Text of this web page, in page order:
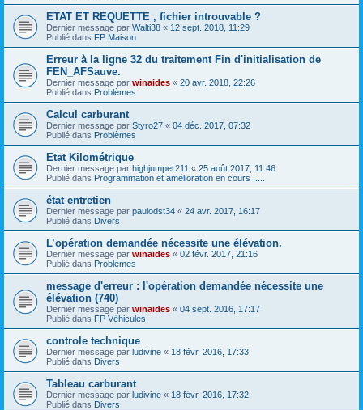
ETAT ET REQUETTE , fichier introuvable ?
Dernier message par Walti38 « 12 sept. 2018, 11:29
Publié dans FP Maison
Erreur à la ligne 32 du traitement Fin d'initialisation de
FEN_AFSauve.
Dernier message par winaides « 20 avr. 2018, 22:26
Publié dans Problèmes
Calcul carburant
Dernier message par Styro27 « 04 déc. 2017, 07:32
Publié dans Problèmes
Etat Kilométrique
Dernier message par highjumper211 « 25 août 2017, 11:46
Publié dans Programmation et amélioration en cours .....
état entretien
Dernier message par paulodst34 « 24 avr. 2017, 16:17
Publié dans Divers
L’opération demandée nécessite une élévation.
Dernier message par winaides « 02 févr. 2017, 21:16
Publié dans Problèmes
message d'erreur : l'opération demandée nécessite une
élévation (740)
Dernier message par winaides « 04 sept. 2016, 17:17
Publié dans FP Véhicules
controle technique
Dernier message par ludivine « 18 févr. 2016, 17:33
Publié dans Divers
Tableau carburant
Dernier message par ludivine « 18 févr. 2016, 17:32
Publié dans Divers